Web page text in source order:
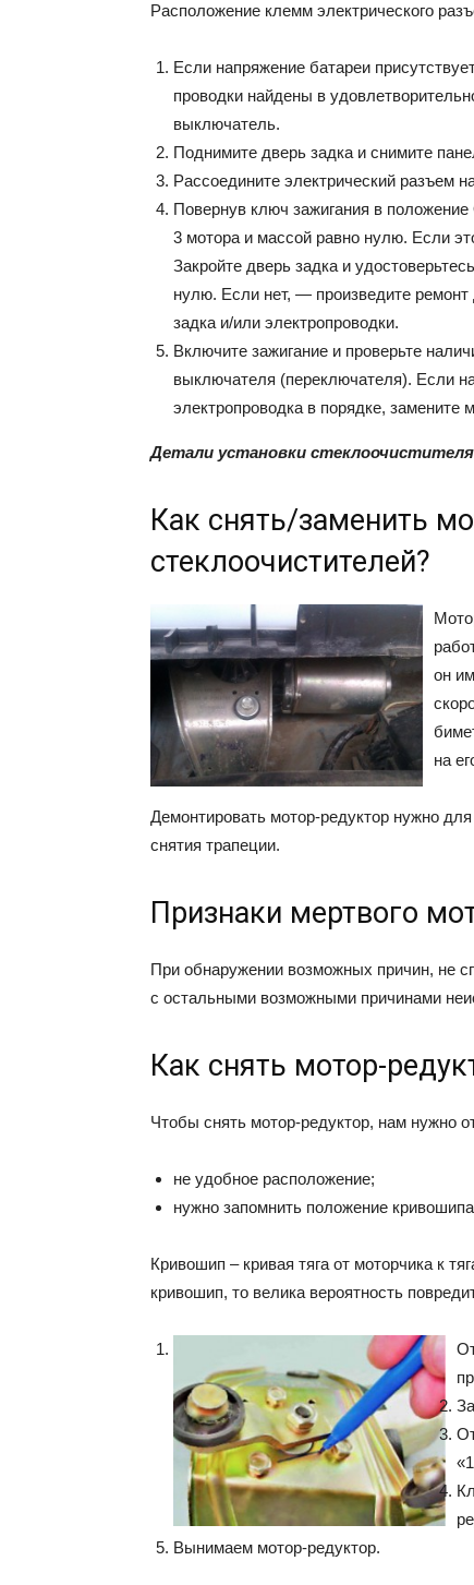
Расположение клемм электрического
Если напряжение батареи
проводки найдены в
выключатель.
Поднимите дверь задка и снимите
Рассоедините электрический разъем
Повернув ключ зажигания в
3 мотора и массой равно нулю. Если
Закройте дверь задка и
нулю. Если нет, — произведите ремонт
задка и/или электропроводки.
Включите зажигание и проверьте
выключателя (переключателя). Если
электропроводка в порядке, замените
Детали установки стеклоочистителя
Как снять/заменить
стеклоочистителей?
он
на
Демонтировать мотор-редуктор нужно
снятия трапеции.
Признаки мертвого
При обнаружении возможных причин, не
с остальными возможными причинами
Как снять мотор-
Чтобы снять мотор-редуктор, нам нужно
не удобное расположение;
нужно запомнить положение
Кривошип – кривая тяга от моторчика к
кривошип, то велика вероятность
Вынимаем мотор-редуктор.